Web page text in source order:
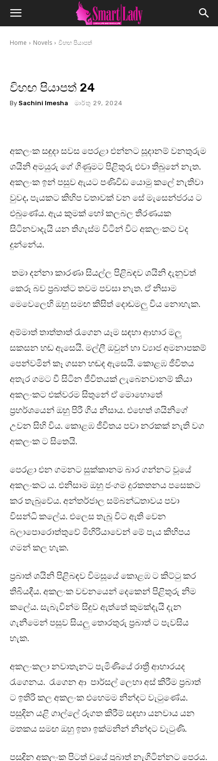
Home Novels විහඟ පියාපත්
විහඟ පියාපත් 24
By Sachini Imesha මාර්තු 29, 2024
අකලංක සඳුදා සවස පෙරළා එන්නට සූදානම් වනතුරුම
ශයිනි අමයුරු ගේ ගිණුමට පිළිතුරු එවා තිබුනේ නැත.
අකලංක ඉන් පසුව ඇයට පණිවිඩ යොමු කලේ නැතිවා
වුවද, පැයකට කිහිප වතාවක් වන සේ මැසෙන්ජරය ට
එබුණේය. ඇය කුමක් හෝ කලබල තීරණයක
සිටිනවාදැයි යන තිගැස්ම විටින් විට අකලංකට වද
දුන්නේය.
තමා දන්නා කාරණා සියල්ල පිළිබඳව ශයිනි දැනුවත්
කෙරූ බව ප්‍රබාත්ට තවම පවසා නැත. ඒ නිසාම
මෙවෙලෙහි ඔහු සමඟ කිසිත් දොඬමලු විය නොහැක.
අම්මාත් තාත්තාත් රැගෙන යෑම සඳහා ආහාර මලු
සකසන හඬ ඇසෙයි. මල්ලී ඔවුන් හා ව්‍යාජ අමනාපකම්
පෙන්වමින් කෑ ගසන හඬද ඇසෙයි. කොළඹ ජීවිතය
අතැර ගමට වී සිටින ජීවිතයක් ලැබෙනවානම් කියා
අකලංකට එක්වරම සිතුනේ ඒ මොහොතේ
ප්‍රහර්ශයෙන් ඔහු පිරී ගිය නිසාය. එහෙත් ශයිනිගේ
උවන සිහි විය. කොළඹ ජීවිතය පවා නරකක් නැති වග
අකලංක ට සිතෙයි.
පෙරළා එන ගමනට සුක්කානම බාර ගන්නට වූයේ
අකලංකට ය. එනිසාම ඔහු ජංගම දුරකතනය පසෙකට
කර තැබුවේය. අන්තර්ජාල සම්බන්ධතාවය පවා
විසන්ධි කලේය. එලෙස තැබූ විට ඇති වෙන
බලාපොරොත්තුවේ මිහිරියාවෙන් මේ පැය කිහිපය
ගමන් කල හැක.
ප්‍රබාත් ශයිනි පිළිබඳව විමසූයේ කොළඹ ට කිට්ටු කර
තිබියදීය. අකලංක වචනයෙන් දෙකෙන් පිළිතුරු නිම
කලේය. සැබැවින්ම සිදුව ඇත්තේ කුමක්දැයි දැන
ගැනීමෙන් පසුව සියලු තොරතුරු ප්‍රබාත් ට පැවසිය
හැක.
අකලංකලා නවාතැනට පැමිණියේ රාත්‍රී ආහාරයද
රැගෙනය. රැගෙන ආ පාර්සල් ලෙහා අස් කිරීම ප්‍රබාත්
ට ඉතිරි කල අකලංක එහෙමම නින්දට වැටුණේය.
පසුදින යළි ගාල්ලේ රූගත කිරීම් සඳහා යනවාය යන
මතකය සමඟ ඔහු ඉතා ඉක්මනින් නින්දට වැටුණි.
පසුදින අකලංක පිටත් වූයේ ප්‍රබාත් නැගිටින්නට පෙරය.